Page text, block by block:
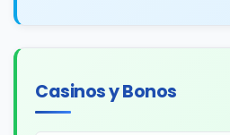
Casinos y Bonos